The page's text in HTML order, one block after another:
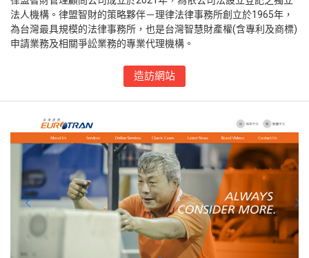
法人機構。律盟智財的策略夥伴－理律法律事務所創立於1965年，
為台灣最具規模的法律事務所，也是台灣智慧財產權(含專利及商標)
申請業務及相關爭訟業務的專業代理機構。
造訪網站